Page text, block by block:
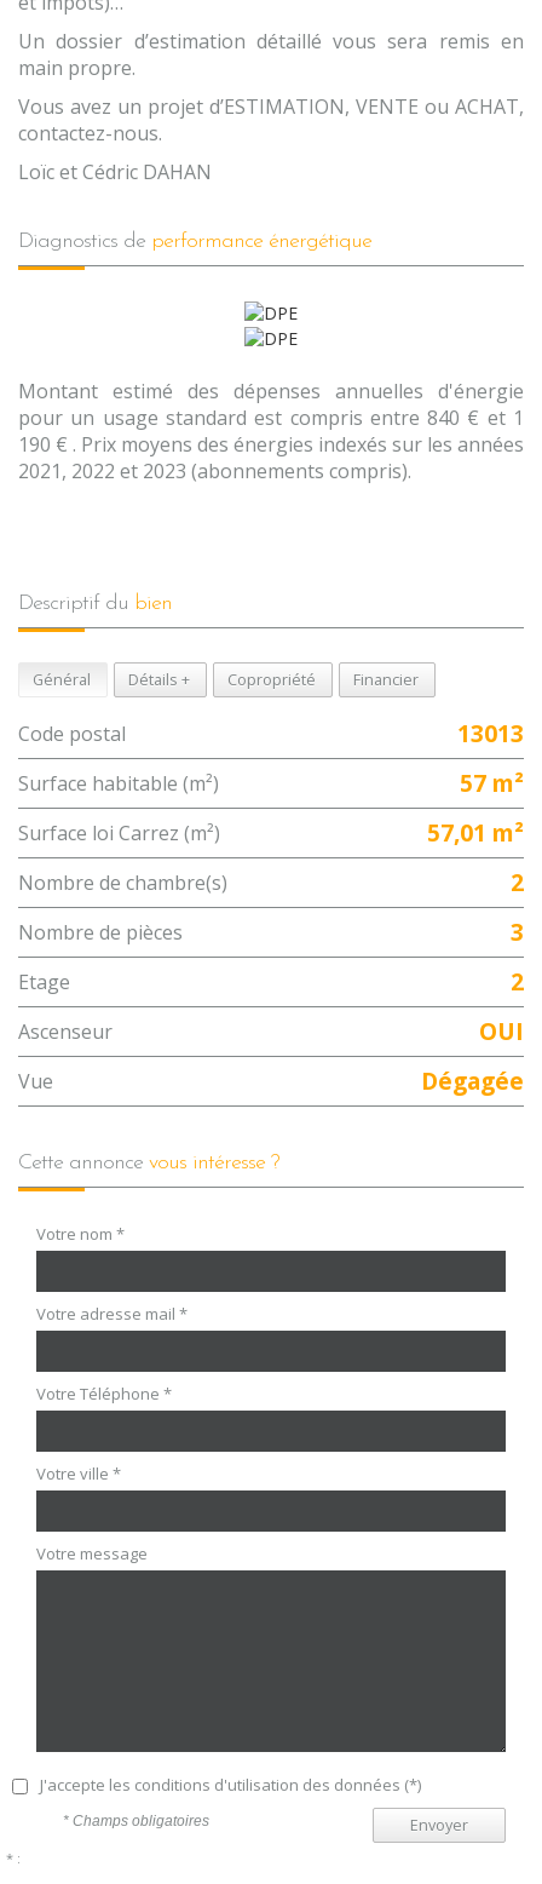
Un dossier d’estimation détaillé vous sera remis en
main propre.
Vous avez un projet d’ESTIMATION, VENTE ou ACHAT,
contactez-nous.
Loïc et Cédric DAHAN
diagnostics de performance énergétique
Montant estimé des dépenses annuelles d'énergie
pour un usage standard est compris entre 840 € et 1
190 € . Prix moyens des énergies indexés sur les années
2021, 2022 et 2023 (abonnements compris).
descriptif du bien
Général Détails + Copropriété Financier
Code postal 13013
Surface habitable (m²) 57 m²
Surface loi Carrez (m²) 57,01 m²
Nombre de chambre(s) 2
Nombre de pièces 3
Etage 2
Ascenseur OUI
Vue Dégagée
cette annonce vous intéresse ?
Votre nom *
Votre adresse mail *
Votre Téléphone *
Votre ville *
Votre message
J'accepte les conditions d'utilisation des données (*)
Envoyer
* Champs obligatoires
* :